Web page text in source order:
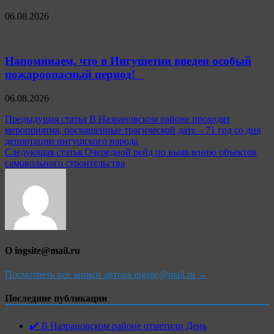
06.08.2026
Напоминаем, что в Ингушетии введен особый
пожароопасный период!⁣⁣⠀
06.08.2026
Навигация
по
записям
Предыдущая статья В Назрановском районе проходят
мероприятия, посвященные трагической дате – 71 год со дня
депортации ингушского народа
Следующая статья Очередной рейд по выявлению объектов
самовольного строительства
О ingsite@mail.ru
Посмотреть все записи автора ingsite@mail.ru →
Последние публикации
✔️ В Назрановском районе отметили День